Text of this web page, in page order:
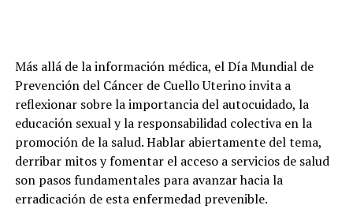
Más allá de la información médica, el Día Mundial de
Prevención del Cáncer de Cuello Uterino invita a
reflexionar sobre la importancia del autocuidado, la
educación sexual y la responsabilidad colectiva en la
promoción de la salud. Hablar abiertamente del tema,
derribar mitos y fomentar el acceso a servicios de salud
son pasos fundamentales para avanzar hacia la
erradicación de esta enfermedad prevenible.